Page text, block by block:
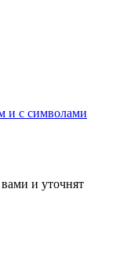
и с символами
и уточнят